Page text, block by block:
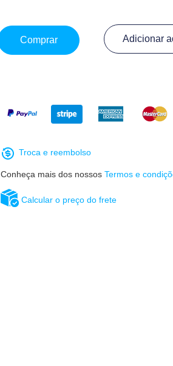
Adicionar
Comprar
Calcular o preço do frete
Troca e reembolso
Conheça mais dos nossos Termos e